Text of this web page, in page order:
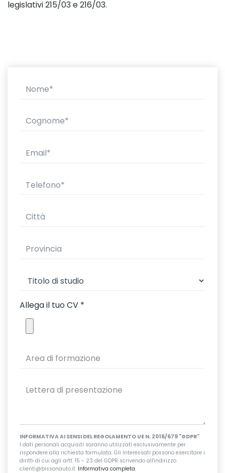
legislativi 215/03 e 216/03.
Allega il tuo CV *
INFORMATIVA AI SENSI DEL REGOLAMENTO UE N. 2016/679 "GDPR"
I dati personali acquisiti saranno utilizzati esclusivamente per
rispondere alla richiesta formulata. Gli Interessati possono esercitare i
diritti di cui agli artt. 15 - 23 del GDPR scrivendo all'indirizzo
clienti@bissonauto.it. Informativa completa.